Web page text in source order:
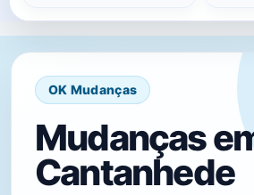
OK Mudanças
Mudanças
Cantanhede